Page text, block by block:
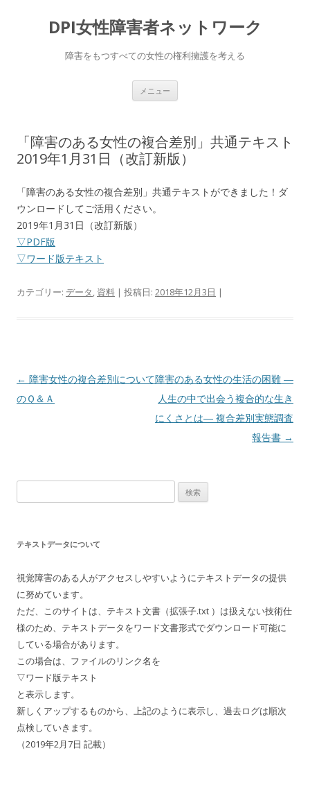
DPI女性障害者ネットワーク
障害をもつすべての女性の権利擁護を考える
メニュー
へ
移
動
「障害のある女性の複合差別」共通テキスト
2019年1月31日（改訂新版）
「障害のある女性の複合差別」共通テキストができました！ダ
ウンロードしてご活用ください。
2019年1月31日（改訂新版）
▽PDF版
▽ワード版テキスト
カテゴリー: データ, 資料 | 投稿日: 2018年12月3日 |
投
稿
← 障害女性の複合差別について
のＱ＆Ａ
障害のある女性の生活の困難 ―
人生の中で出会う複合的な生き
にくさとは― 複合差別実態調査
報告書 →
索:
テキストデータについて
視覚障害のある人がアクセスしやすいようにテキストデータの提供
に努めています。
ただ、このサイトは、テキスト文書（拡張子.txt ）は扱えない技術仕
様のため、テキストデータをワード文書形式でダウンロード可能に
している場合があります。
この場合は、ファイルのリンク名を
▽ワード版テキスト
と表示します。
新しくアップするものから、上記のように表示し、過去ログは順次
点検していきます。
（2019年2月7日 記載）